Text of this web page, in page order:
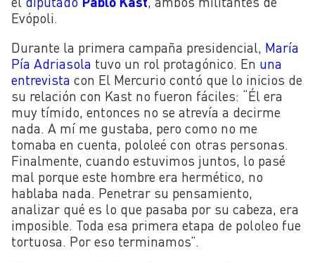
Evópoli.
Durante la primera campaña presidencial, María
Pía Adriasola tuvo un rol protagónico. En una
entrevista con El Mercurio contó que lo inicios de
su relación con Kast no fueron fáciles: “Él era
muy tímido, entonces no se atrevía a decirme
nada. A mí me gustaba, pero como no me
tomaba en cuenta, pololeé con otras personas.
Finalmente, cuando estuvimos juntos, lo pasé
mal porque este hombre era hermético, no
hablaba nada. Penetrar su pensamiento,
analizar qué es lo que pasaba por su cabeza, era
imposible. Toda esa primera etapa de pololeo fue
tortuosa. Por eso terminamos”.